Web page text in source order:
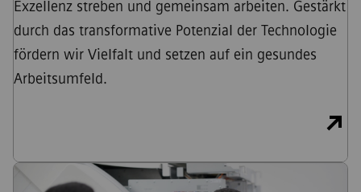
Exzellenz streben und gemeinsam arbeiten. Gestärkt
durch das transformative Potenzial der Technologie
fördern wir Vielfalt und setzen auf ein gesundes
Arbeitsumfeld.